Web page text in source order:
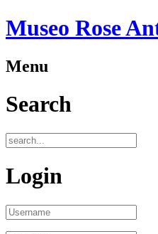
Museo Rose
Menu
Search
Login